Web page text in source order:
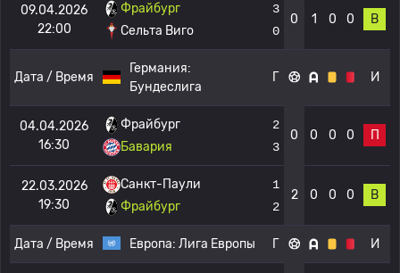
09.04.2026
22:00
Фрайбург
Сельта Виго
3
0
0 1 0 0 В
Дата / Время
Германия:
Бундеслига
Г И
04.04.2026
16:30
Фрайбург
Бавария
2
3
0 0 0 0 П
22.03.2026
19:30
Санкт-Паули
Фрайбург
1
2
2 0 0 0 В
Дата / Время Европа: Лига Европы Г И